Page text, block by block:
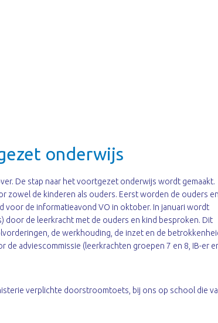
onderwijs
De stap naar het voortgezet onderwijs wordt gemaakt.
zowel de kinderen als ouders. Eerst worden de ouders en
voor de informatieavond VO in oktober. In januari wordt
door de leerkracht met de ouders en kind besproken. Dit
de werkhouding, de inzet en de
de adviescommissie (leerkrachten groepen 7 en 8, IB-er
verplichte doorstroomtoets, bij ons op school die